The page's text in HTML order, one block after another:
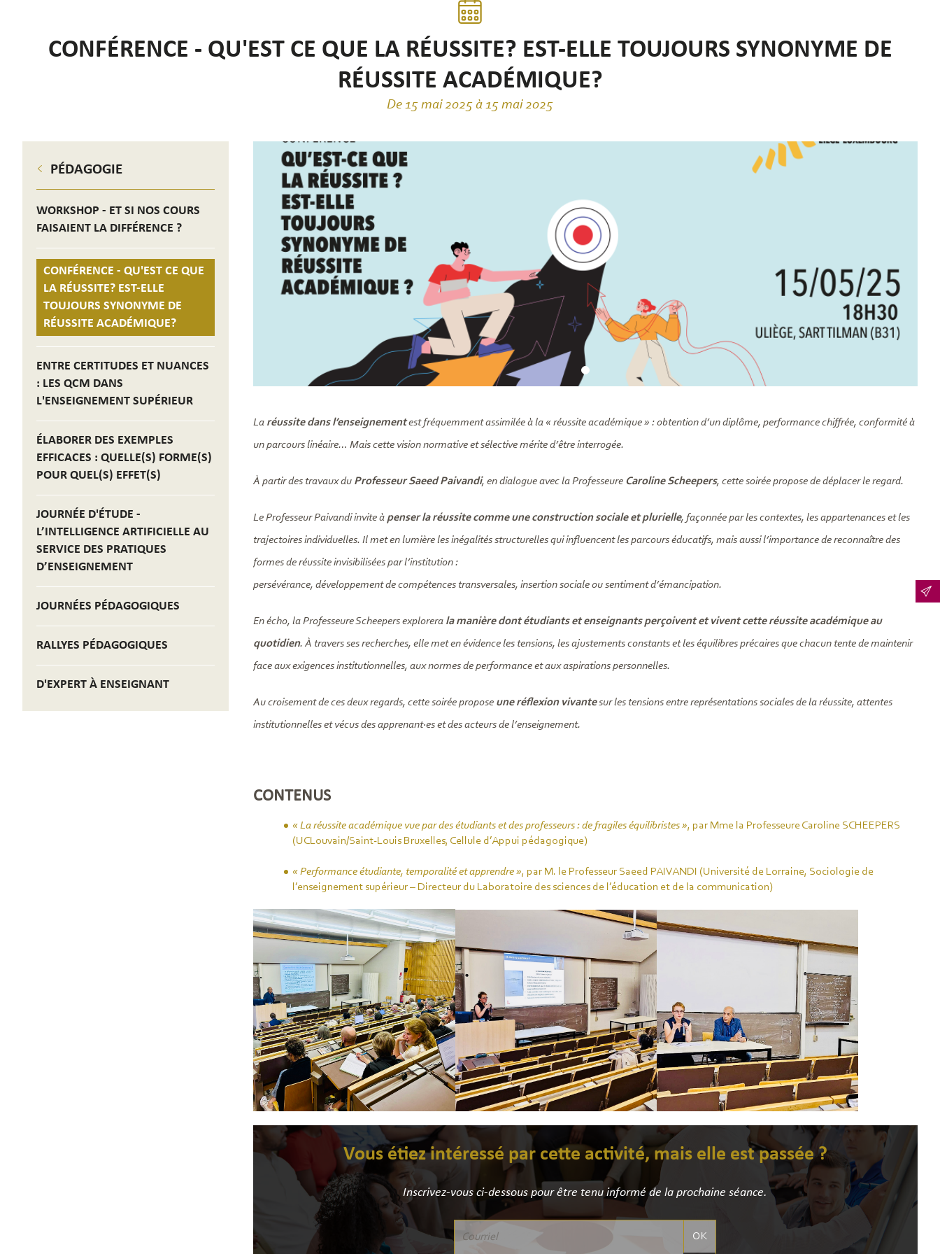
CONFÉRENCE - QU'EST CE QUE LA RÉUSSITE? EST-ELLE TOUJOURS SYNONYME DE
RÉUSSITE ACADÉMIQUE?
De 15 mai 2025 à 15 mai 2025
PÉDAGOGIE
WORKSHOP - ET SI NOS COURS
FAISAIENT LA DIFFÉRENCE ?
CONFÉRENCE - QU'EST CE QUE
LA RÉUSSITE? EST-ELLE
TOUJOURS SYNONYME DE
RÉUSSITE ACADÉMIQUE?
ENTRE CERTITUDES ET NUANCES
: LES QCM DANS
L'ENSEIGNEMENT SUPÉRIEUR
ÉLABORER DES EXEMPLES
EFFICACES : QUELLE(S) FORME(S)
POUR QUEL(S) EFFET(S)
JOURNÉE D'ÉTUDE -
L’INTELLIGENCE ARTIFICIELLE AU
SERVICE DES PRATIQUES
D’ENSEIGNEMENT
JOURNÉES PÉDAGOGIQUES
RALLYES PÉDAGOGIQUES
D'EXPERT À ENSEIGNANT
La réussite dans l’enseignementest fréquemment assimilée à la « réussite académique » : obtention d’un diplôme, performance chiffrée, conformité à
un parcours linéaire… Mais cette vision normative et sélective mérite d’être interrogée.
À partir des travaux du Professeur Saeed Paivandi, en dialogue avec la Professeure Caroline Scheepers, cette soirée propose de déplacer le regard.
Le Professeur Paivandi invite à penser la réussite comme une construction sociale et plurielle, façonnée par les contextes, les appartenances et les
trajectoires individuelles. Il met en lumière les inégalités structurelles qui influencent les parcours éducatifs, mais aussi l’importance de reconnaître des
formes de réussite invisibilisées par l’institution :
persévérance, développement de compétences transversales, insertion sociale ou sentiment d’émancipation.
En écho, la Professeure Scheepers explorera la manière dont étudiants et enseignants perçoivent et vivent cette réussite académique au
quotidien. À travers ses recherches, elle met en évidence les tensions, les ajustements constants et les équilibres précaires que chacun tente de maintenir
face aux exigences institutionnelles, aux normes de performance et aux aspirations personnelles.
Au croisement de ces deux regards, cette soirée propose une réflexion vivantesur les tensions entre représentations sociales de la réussite, attentes
institutionnelles et vécus des apprenant·es et des acteurs de l’enseignement.
CONTENUS
« La réussite académique vue par des étudiants et des professeurs : de fragiles équilibristes », par Mme la Professeure Caroline SCHEEPERS
(UCLouvain/Saint-Louis Bruxelles, Cellule d’Appui pédagogique)
« Performance étudiante, temporalité et apprendre », par M. le Professeur Saeed PAIVANDI (Université de Lorraine, Sociologie de
l’enseignement supérieur – Directeur du Laboratoire des sciences de l’éducation et de la communication)
Vous étiez intéressé par cette activité, mais elle est passée ?
Inscrivez-vous ci-dessous pour être tenu informé de la prochaine séance.
OK